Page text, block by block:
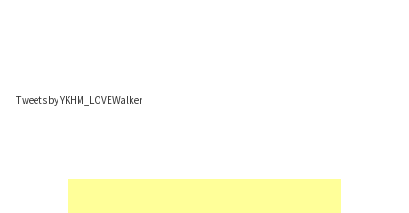
Tweets by YKHM_LOVEWalker